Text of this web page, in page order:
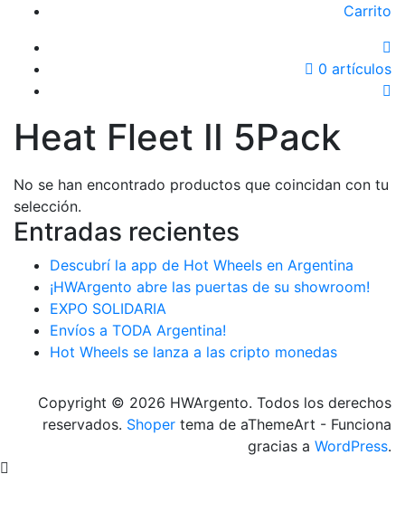
Carrito
0 artículos
Heat Fleet II 5Pack
No se han encontrado productos que coincidan con tu
selección.
Entradas recientes
Descubrí la app de Hot Wheels en Argentina
¡HWArgento abre las puertas de su showroom!
EXPO SOLIDARIA
Envíos a TODA Argentina!
Hot Wheels se lanza a las cripto monedas
Copyright © 2026 HWArgento. Todos los derechos
reservados. Shoper tema de aThemeArt - Funciona
gracias a WordPress.